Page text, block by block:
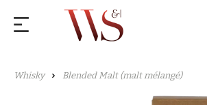
Whisky Blended Malt (malt mélangé)